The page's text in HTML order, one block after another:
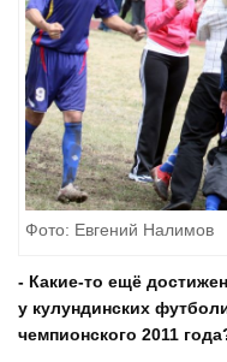
Фото: Евгений Налимов
- Какие-то ещё
у кулундинских
чемпионского 2011